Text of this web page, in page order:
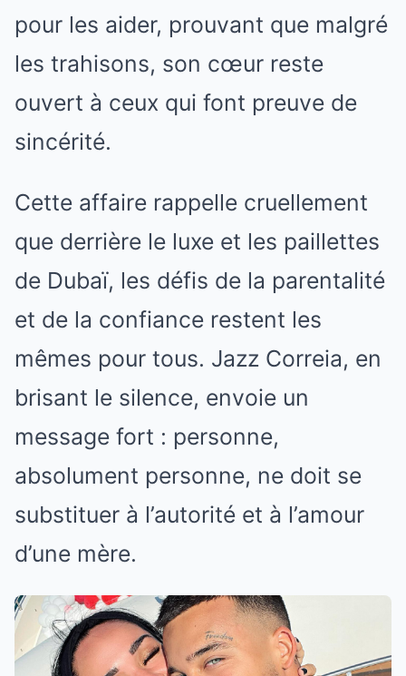
pour les aider, prouvant que malgré
les trahisons, son cœur reste
ouvert à ceux qui font preuve de
sincérité.
Cette affaire rappelle cruellement
que derrière le luxe et les paillettes
de Dubaï, les défis de la parentalité
et de la confiance restent les
mêmes pour tous. Jazz Correia, en
brisant le silence, envoie un
message fort : personne,
absolument personne, ne doit se
substituer à l’autorité et à l’amour
d’une mère.